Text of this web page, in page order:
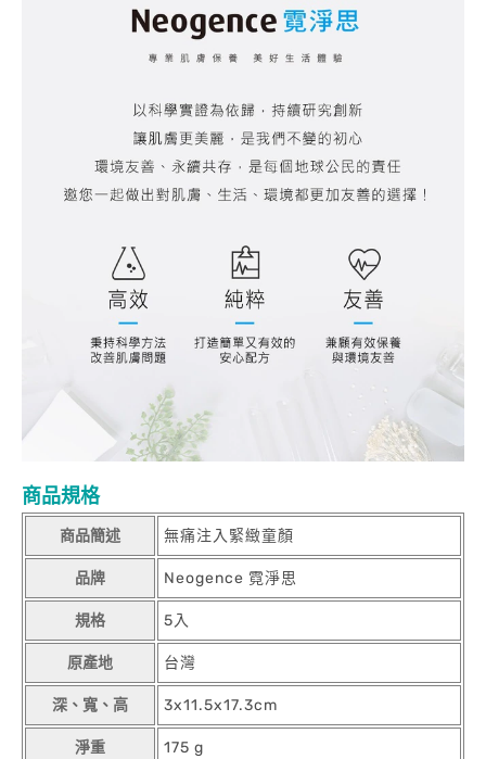
商品規格
商品簡述 無痛注入緊緻童顏
品牌 Neogence 霓淨思
規格 5入
原產地 台灣
深、寬、高 3x11.5x17.3cm
淨重 175 g